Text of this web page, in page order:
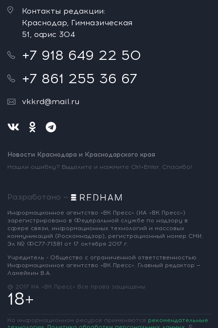
Контакты редакции:
Краснодар, Гимназическая
51, офис 304
+7 918 649 22 50
+7 861 255 36 67
vkkrd@mail.ru
Новости Краснодара и Краснодарского края
Нашли ошибку? Выделите и нажмите Ctrl+Enter. Спасибо!
Разработано —
Информационное агентство «ВК Пресс» (ИА «ВК Пресс»)
зарегистрировано в Федеральной службе по надзору в
сфере связи, информационных технологий и массовых
коммуникаций (Роскомнадзор), регистрационный номер СМИ:
Эл № ФС77-71381 от 17 октября 2017 г.
Учредитель - Общество с ограниченной ответственностью
Информационное агентство «ВК Пресс». Главный редактор —
Ламейкин В.А.
@ 2017 ИА «ВК Пресс» Все права защищены
18+
На информационном ресурсе применяются рекомендательные